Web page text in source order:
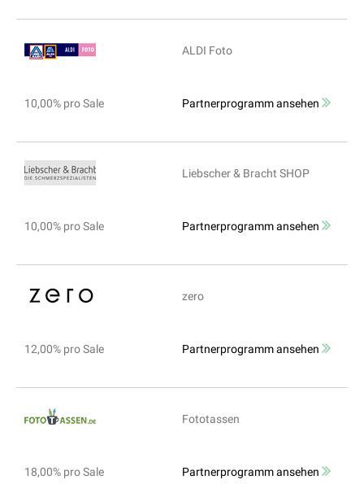
ALDI Foto
10,00% pro Sale Partnerprogramm ansehen
Liebscher & Bracht SHOP
10,00% pro Sale Partnerprogramm ansehen
zero
12,00% pro Sale Partnerprogramm ansehen
Fototassen
18,00% pro Sale Partnerprogramm ansehen